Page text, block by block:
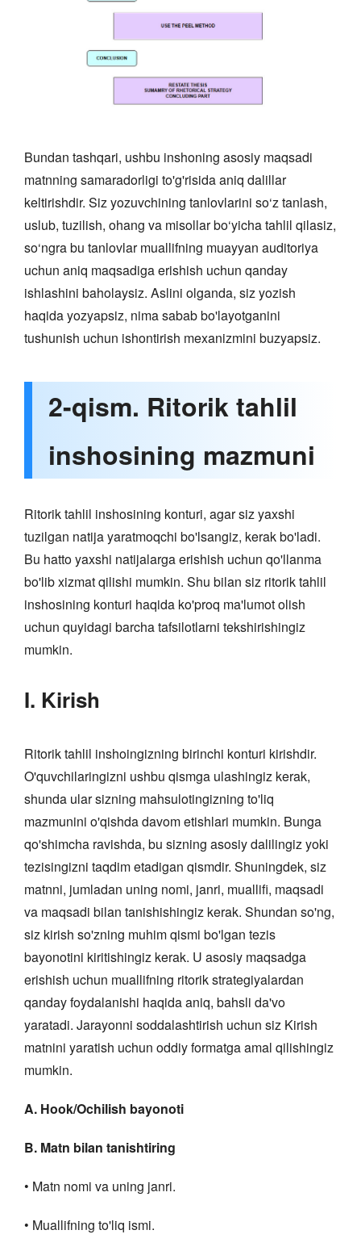
Bundan tashqari, ushbu inshoning asosiy maqsadi
matnning samaradorligi to'g'risida aniq dalillar
keltirishdir. Siz yozuvchining tanlovlarini so‘z tanlash,
uslub, tuzilish, ohang va misollar bo‘yicha tahlil qilasiz,
so‘ngra bu tanlovlar muallifning muayyan auditoriya
uchun aniq maqsadiga erishish uchun qanday
ishlashini baholaysiz. Aslini olganda, siz yozish
haqida yozyapsiz, nima sabab bo'layotganini
tushunish uchun ishontirish mexanizmini buzyapsiz.
2-qism. Ritorik tahlil
inshosining mazmuni
Ritorik tahlil inshosining konturi, agar siz yaxshi
tuzilgan natija yaratmoqchi bo'lsangiz, kerak bo'ladi.
Bu hatto yaxshi natijalarga erishish uchun qo'llanma
bo'lib xizmat qilishi mumkin. Shu bilan siz ritorik tahlil
inshosining konturi haqida ko'proq ma'lumot olish
uchun quyidagi barcha tafsilotlarni tekshirishingiz
mumkin.
I. Kirish
Ritorik tahlil inshoingizning birinchi konturi kirishdir.
O'quvchilaringizni ushbu qismga ulashingiz kerak,
shunda ular sizning mahsulotingizning to'liq
mazmunini o'qishda davom etishlari mumkin. Bunga
qo'shimcha ravishda, bu sizning asosiy dalilingiz yoki
tezisingizni taqdim etadigan qismdir. Shuningdek, siz
matnni, jumladan uning nomi, janri, muallifi, maqsadi
va maqsadi bilan tanishishingiz kerak. Shundan so'ng,
siz kirish so'zning muhim qismi bo'lgan tezis
bayonotini kiritishingiz kerak. U asosiy maqsadga
erishish uchun muallifning ritorik strategiyalardan
qanday foydalanishi haqida aniq, bahsli da'vo
yaratadi. Jarayonni soddalashtirish uchun siz Kirish
matnini yaratish uchun oddiy formatga amal qilishingiz
mumkin.
A. Hook/Ochilish bayonoti
B. Matn bilan tanishtiring
• Matn nomi va uning janri.
• Muallifning to'liq ismi.